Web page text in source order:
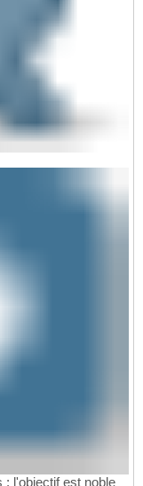
: l'objectif est noble